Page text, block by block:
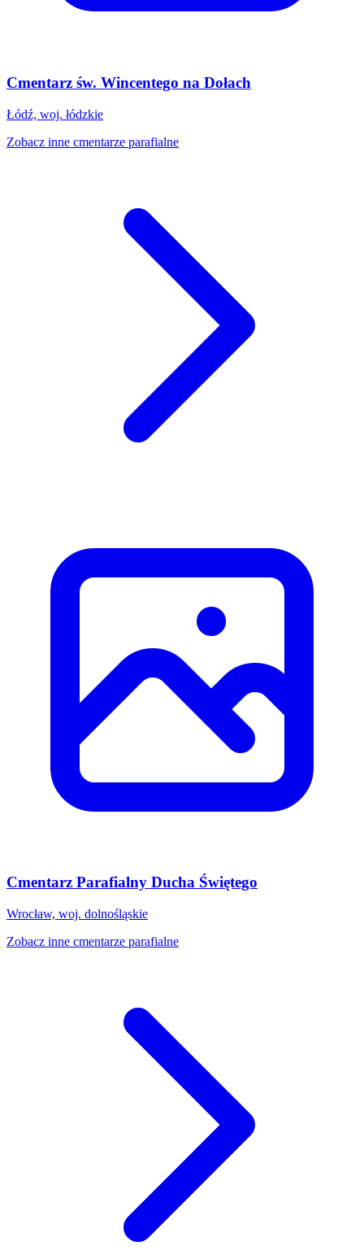
Cmentarz św. Wincentego na Dołach
Łódź, woj. łódzkie
Zobacz inne cmentarze parafialne
Cmentarz Parafialny Ducha Świętego
Wrocław, woj. dolnośląskie
Zobacz inne cmentarze parafialne